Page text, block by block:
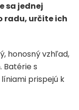
sa jednej
radu, určite ich
honosný vzhľad,
Batérie s
prispejú k